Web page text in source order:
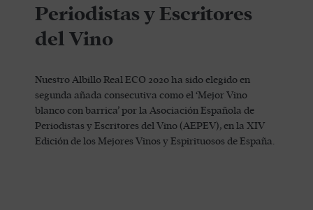
Periodistas y Escritores
del Vino
Nuestro Albillo Real ECO 2020 ha sido elegido en
segunda añada consecutiva como el ‘Mejor Vino
blanco con barrica’ por la Asociación Española de
Periodistas y Escritores del Vino (AEPEV), en la XIV
Edición de los Mejores Vinos y Espirituosos de España.